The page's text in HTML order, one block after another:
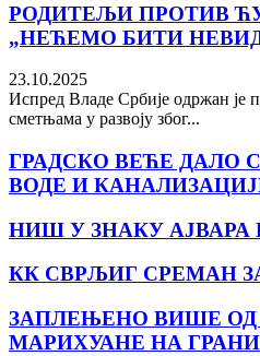
РОДИТЕЉИ ПРОТИВ
„НЕЋЕМО БИТИ
23.10.2025
Испред Владе Србије одржан је
сметњама у развоју због...
ГРАДСКО ВЕЋЕ ДАЛО
ВОДЕ И
НИШ У ЗНАКУ АЈВАРА
КК СВРЉИГ СРЕМАН
ЗАПЛЕЊЕНО ВИШЕ ОД
МАРИХУАНЕ НА